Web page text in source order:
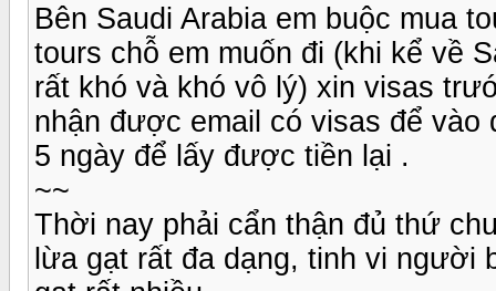
Bên Saudi Arabia em buộc mua
tours chỗ em muốn đi (khi kể về
rất khó và khó vô lý) xin visas
nhận được email có visas để
5 ngày để lấy được tiền lại .
~~
Thời nay phải cẩn thận đủ thứ
lừa gạt rất đa dạng, tinh vi người